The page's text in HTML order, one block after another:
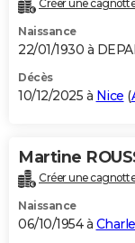
Créer une
Naissance
22/01/1930 à
Décès
10/12/2025 à Nice (
Martine
Créer une
Naissance
06/10/1954 à